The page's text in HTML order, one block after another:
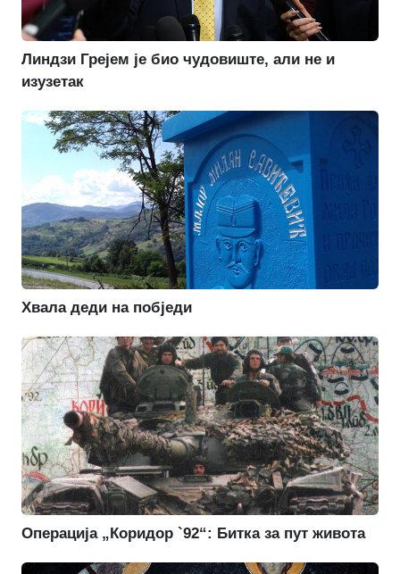
Линдзи Грејем је био чудовиште, али не и
изузетак
Хвала деди на побједи
Операција „Коридор `92“: Битка за пут живота